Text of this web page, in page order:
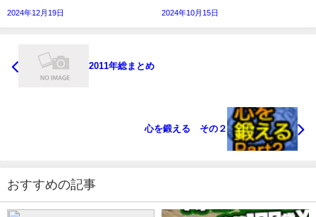
2024年12月19日 2024年10月15日
2011年総まとめ
心を鍛える その２
おすすめの記事